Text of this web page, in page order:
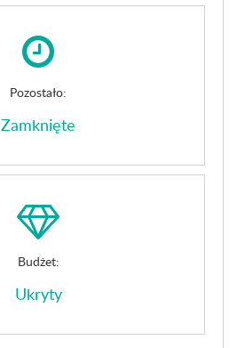
Pozostało:
Zamknięte
Budżet:
Ukryty